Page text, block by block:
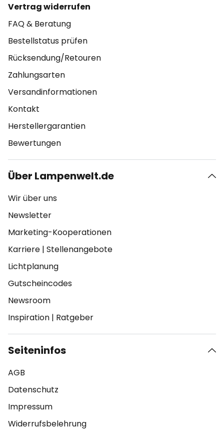
Vertrag widerrufen
FAQ & Beratung
Bestellstatus prüfen
Rücksendung/Retouren
Zahlungsarten
Versandinformationen
Kontakt
Herstellergarantien
Bewertungen
Über Lampenwelt.de
Wir über uns
Newsletter
Marketing-Kooperationen
Karriere | Stellenangebote
Lichtplanung
Gutscheincodes
Newsroom
Inspiration | Ratgeber
Seiteninfos
AGB
Datenschutz
Impressum
Widerrufsbelehrung